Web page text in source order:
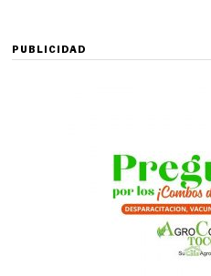
PUBLICIDAD